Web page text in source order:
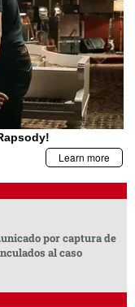
por captura de
al caso